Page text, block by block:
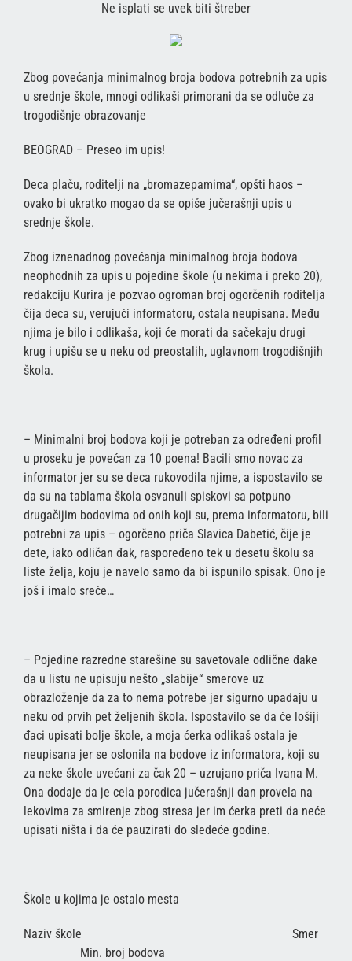
Ne isplati se uvek biti štreber
Zbog povećanja minimalnog broja bodova potrebnih za upis
u srednje škole, mnogi odlikaši primorani da se odluče za
trogodišnje obrazovanje
BEOGRAD – Preseo im upis!
Deca plaču, roditelji na „bromazepamima“, opšti haos –
ovako bi ukratko mogao da se opiše jučerašnji upis u
srednje škole.
Zbog iznenadnog povećanja minimalnog broja bodova
neophodnih za upis u pojedine škole (u nekima i preko 20),
redakciju Kurira je pozvao ogroman broj ogorčenih roditelja
čija deca su, verujući informatoru, ostala neupisana. Među
njima je bilo i odlikaša, koji će morati da sačekaju drugi
krug i upišu se u neku od preostalih, uglavnom trogodišnjih
škola.
– Minimalni broj bodova koji je potreban za određeni profil
u proseku je povećan za 10 poena! Bacili smo novac za
informator jer su se deca rukovodila njime, a ispostavilo se
da su na tablama škola osvanuli spiskovi sa potpuno
drugačijim bodovima od onih koji su, prema informatoru, bili
potrebni za upis – ogorčeno priča Slavica Dabetić, čije je
dete, iako odličan đak, raspoređeno tek u desetu školu sa
liste želja, koju je navelo samo da bi ispunilo spisak. Ono je
još i imalo sreće…
– Pojedine razredne starešine su savetovale odlične đake
da u listu ne upisuju nešto „slabije“ smerove uz
obrazloženje da za to nema potrebe jer sigurno upadaju u
neku od prvih pet željenih škola. Ispostavilo se da će lošiji
đaci upisati bolje škole, a moja ćerka odlikaš ostala je
neupisana jer se oslonila na bodove iz informatora, koji su
za neke škole uvećani za čak 20 – uzrujano priča Ivana M.
Ona dodaje da je cela porodica jučerašnji dan provela na
lekovima za smirenje zbog stresa jer im ćerka preti da neće
upisati ništa i da će pauzirati do sledeće godine.
Škole u kojima je ostalo mesta
Naziv škole Smer
Min. broj bodova